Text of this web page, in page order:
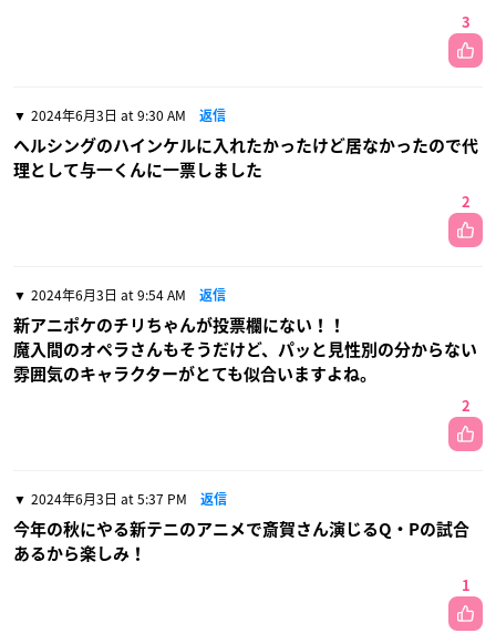
3
2024年6月3日 at 9:30 AM 返信
ヘルシングのハインケルに入れたかったけど居なかったので代
理として与一くんに一票しました
2
2024年6月3日 at 9:54 AM 返信
新アニポケのチリちゃんが投票欄にない！！
魔入間のオペラさんもそうだけど、パッと見性別の分からない
雰囲気のキャラクターがとても似合いますよね。
2
2024年6月3日 at 5:37 PM 返信
今年の秋にやる新テニのアニメで斎賀さん演じるQ・Pの試合
あるから楽しみ！
1